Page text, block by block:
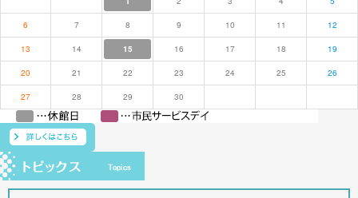
6 7 8 9 10 11 12
13 14 15 16 17 18 19
20 21 22 23 24 25 26
27 28 29 30